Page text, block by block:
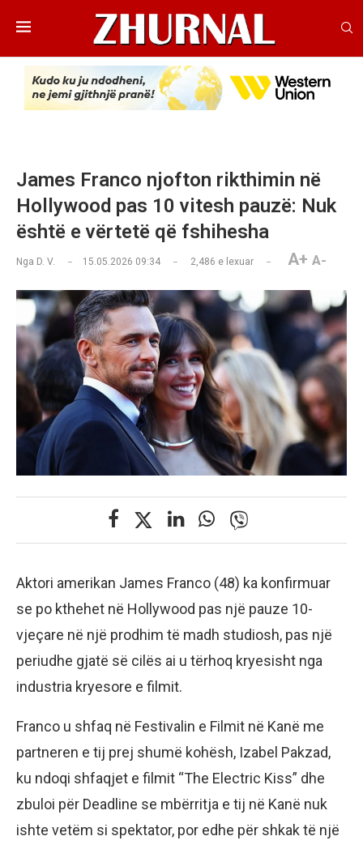
James Franco njofton rikthimin në
Hollywood pas 10 vitesh pauzë: Nuk
është e vërtetë që fshihesha
Nga D. V. 15.05.2026 09:34 2,486 e lexuar A+ A-
Aktori amerikan James Franco (48) ka konfirmuar
se po kthehet në Hollywood pas një pauze 10-
vjeçare në një prodhim të madh studiosh, pas një
periudhe gjatë së cilës ai u tërhoq kryesisht nga
industria kryesore e filmit.
Franco u shfaq në Festivalin e Filmit në Kanë me
partneren e tij prej shumë kohësh, Izabel Pakzad,
ku ndoqi shfaqjet e filmit “The Electric Kiss” dhe
zbuloi për Deadline se mbërritja e tij në Kanë nuk
ishte vetëm si spektator, por edhe për shkak të një